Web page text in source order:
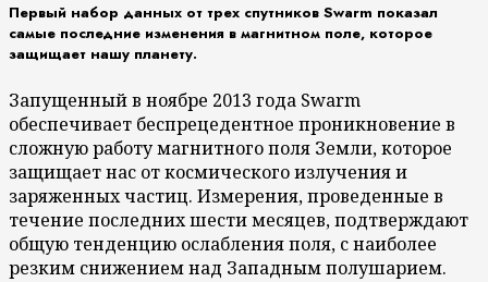
Первый набор данных от трех спутников Swarm показал
самые последние изменения в магнитном поле, которое
защищает нашу планету.
Запущенный в ноябре 2013 года Swarm
обеспечивает беспрецедентное проникновение в
сложную работу магнитного поля Земли, которое
защищает нас от космического излучения и
заряженных частиц. Измерения, проведенные в
течение последних шести месяцев, подтверждают
общую тенденцию ослабления поля, с наиболее
резким снижением над Западным полушарием.